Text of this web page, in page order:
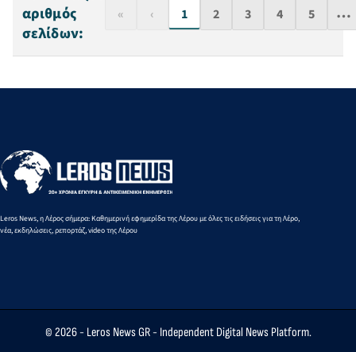
αριθμός
σελίδων:
« ‹ 1 2 3 4 5 …
Leros News, η Λέρος σήμερα: Καθημερινή εφημερίδα της Λέρου με όλες τις ειδήσεις για τη Λέρο,
νέα, εκδηλώσεις, ρεπορτάζ, video της Λέρου
© 2026 - Leros News GR- Independent Digital News Platform.